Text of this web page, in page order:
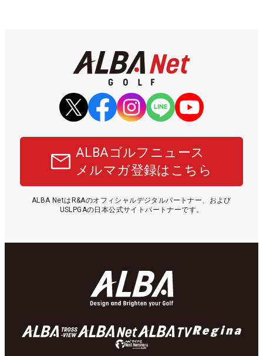
ALBAゴルフニュース
メルマガ登録はこちら
ALBA NetはR&Aのオフィシャルデジタルパートナー、および
USLPGAの日本公式サイトパートナーです。